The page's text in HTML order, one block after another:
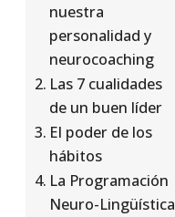
nuestra
personalidad y
neurocoaching
Las 7 cualidades
de un buen líder
El poder de los
hábitos
La Programación
Neuro-Lingüística